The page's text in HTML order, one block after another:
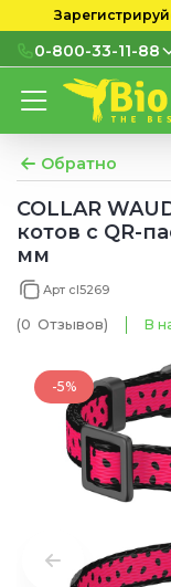
0-800-33-11-88
0-800-33-11-88
мобильных номеров
(097) 133 11 88
(095) 133 11 88
(073) 133 11 88
Обратно
COLLAR
котов с QR-
мм
Арт cl5269
(0 Отзывов) В
-5%